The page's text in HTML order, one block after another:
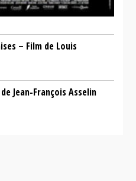
– Film de Louis
Jean-François Asselin